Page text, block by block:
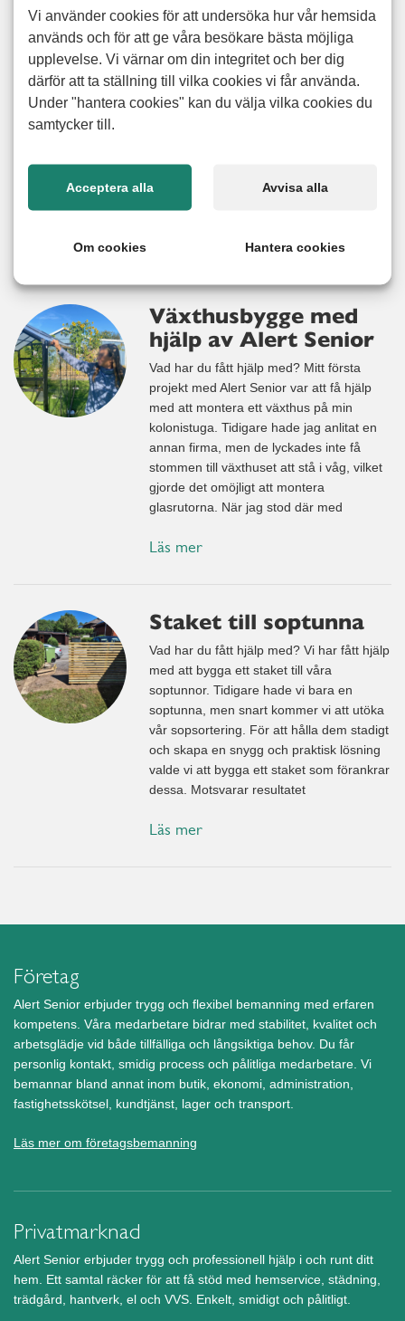
Altanbygge på 50
kvm
Vad har du fått hjälp med? – Jag har fått
hjälp att bygga en altan på ungefär 50
kvadratmeter på baksidan av min
min trädgård är sluttande och svår att
använda på ett bra sätt. Det gjorde att vi
Växthusbygge med
hjälp av Alert Senior
Vad har du fått hjälp med? Mitt första
projekt med Alert Senior var att få hjälp
med att montera ett växthus på min
kolonistuga. Tidigare hade jag anlitat en
annan firma, men de lyckades inte få
stommen till växthuset att stå i våg, vilket
gjorde det omöjligt att montera
glasrutorna. När jag stod där med
Läs mer
Staket till soptunna
Vad har du fått hjälp med? Vi har fått hjälp
med att bygga ett staket till våra
soptunnor. Tidigare hade vi bara en
soptunna, men snart kommer vi att utöka
vår sopsortering. För att hålla dem stadigt
och skapa en snygg och praktisk lösning
valde vi att bygga ett staket som förankrar
dessa. Motsvarar resultatet
Läs mer
Företag
Alert Senior erbjuder trygg och flexibel bemanning med erfaren
kompetens. Våra medarbetare bidrar med stabilitet, kvalitet och
arbetsglädje vid både tillfälliga och långsiktiga behov. Du får
personlig kontakt, smidig process och pålitliga medarbetare. Vi
bemannar bland annat inom butik, ekonomi, administration,
fastighetsskötsel, kundtjänst, lager och transport.
Läs mer om företagsbemanning
Privatmarknad
Alert Senior erbjuder trygg och professionell hjälp i och runt ditt
hem. Ett samtal räcker för att få stöd med hemservice, städning,
trädgård, hantverk, el och VVS. Enkelt, smidigt och pålitligt.
Vi använder cookies för att undersöka hur vår hemsida
används och för att ge våra besökare bästa möjliga
upplevelse. Vi värnar om din integritet och ber dig
därför att ta ställning till vilka cookies vi får använda.
Under "hantera cookies" kan du välja vilka cookies du
samtycker till.
Acceptera alla Avvisa alla
Om cookies Hantera cookies